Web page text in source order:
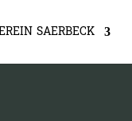
SAERBECK